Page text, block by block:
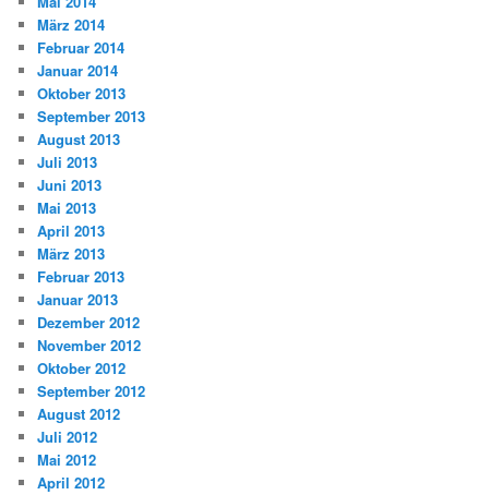
März 2014
Februar 2014
Januar 2014
Oktober 2013
September 2013
August 2013
Juli 2013
Juni 2013
Mai 2013
April 2013
März 2013
Februar 2013
Januar 2013
Dezember 2012
November 2012
Oktober 2012
September 2012
August 2012
Juli 2012
Mai 2012
April 2012